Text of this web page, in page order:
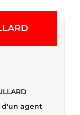
d'un agent